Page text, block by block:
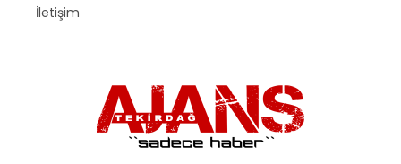
İletişim